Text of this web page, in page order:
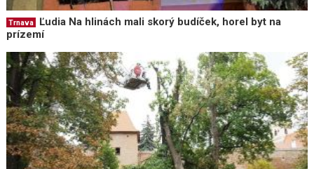
Trnava
Ľudia Na hlinách mali skorý budíček, horel byt na
prízemí